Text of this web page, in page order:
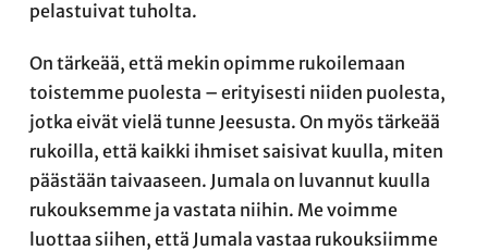
pelastuivat tuholta.
On tärkeää, että mekin opimme rukoilemaan
toistemme puolesta – erityisesti niiden puolesta,
jotka eivät vielä tunne Jeesusta. On myös tärkeää
rukoilla, että kaikki ihmiset saisivat kuulla, miten
päästään taivaaseen. Jumala on luvannut kuulla
rukouksemme ja vastata niihin. Me voimme
luottaa siihen, että Jumala vastaa rukouksiimme